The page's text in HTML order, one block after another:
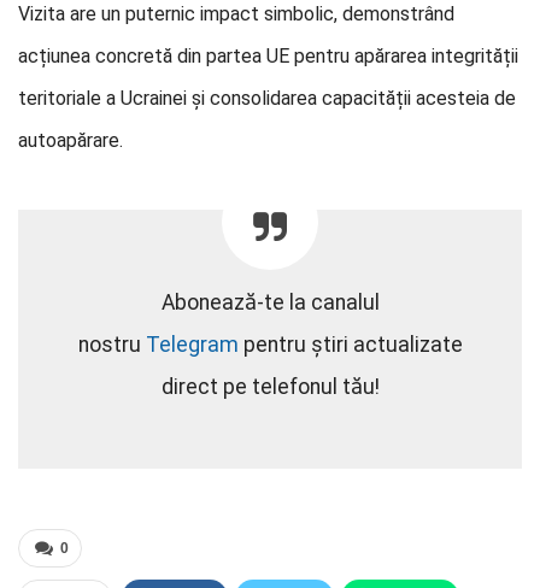
Vizita are un puternic impact simbolic, demonstrând
acțiunea concretă din partea UE pentru apărarea integrității
teritoriale a Ucrainei și consolidarea capacității acesteia de
autoapărare.
Abonează-te la canalul
nostru Telegram pentru știri actualizate
direct pe telefonul tău!
0